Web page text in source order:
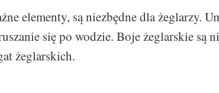
elementy, są niezbędne dla żeglarzy.
się po wodzie. Boje żeglarskie są
żeglarskich.